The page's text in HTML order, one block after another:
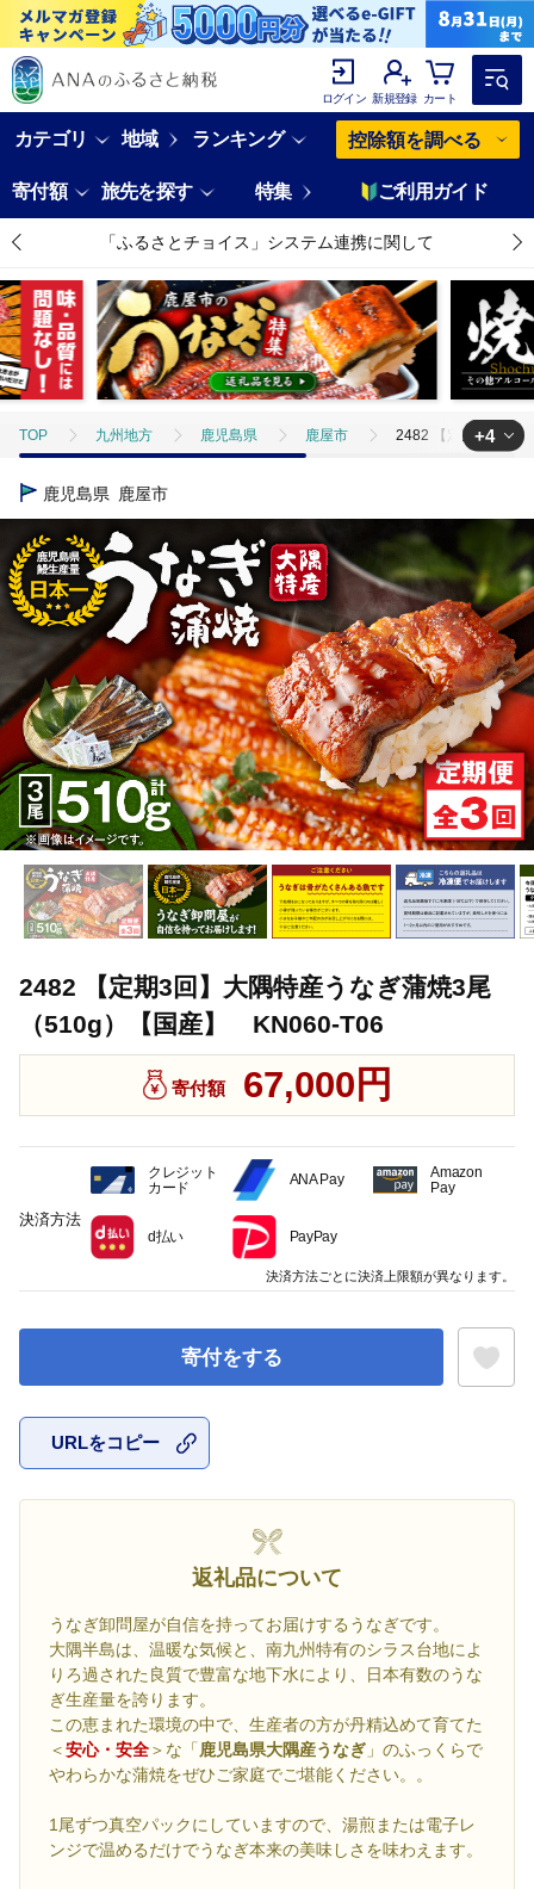
ログイン 新規登録 カート
カテゴリ 地域 ランキング 控除額を調べる
寄付額 旅先を探す 特集 ご利用ガイド
「ふるさとチョイス」システム連携に関して
TOP 九州地方 鹿児島県 鹿屋市 2482 【定期3回】
TOP
TOP 定期便 2482 【定期3回】大隅特産うなぎ蒲焼3尾（510g）
TOP 定期便 魚(定期便) 2482 【定期3回】大隅特産うなぎ
+4
鹿児島県 鹿屋市
2482 【定期3回】大隅特産うなぎ蒲焼3尾
（510g）【国産】 KN060-T06
寄付額 67,000円
寄付をする
URLをコピー
返礼品について
うなぎ卸問屋が自信を持ってお届けするうなぎです。
大隅半島は、温暖な気候と、南九州特有のシラス台地によ
りろ過された良質で豊富な地下水により、日本有数のうな
ぎ生産量を誇ります。
この恵まれた環境の中で、生産者の方が丹精込めて育てた
＜安心・安全＞な「鹿児島県大隅産うなぎ 」のふっくらで
やわらかな蒲焼をぜひご家庭でご堪能ください。。
1尾ずつ真空パックにしていますので、湯煎または電子レ
ンジで温めるだけでうなぎ本来の美味しさを味わえます。
決済方法
クレジット
カード
ANA Pay
Amazon
Pay
d払い PayPay
決済方法ごとに決済上限額が異なります。